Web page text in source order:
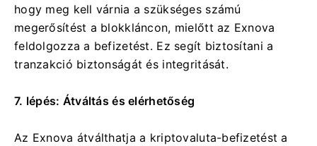
hogy meg kell várnia a szükséges számú
megerősítést a blokkláncon, mielőtt az Exnova
feldolgozza a befizetést. Ez segít biztosítani a
tranzakció biztonságát és integritását.
7. lépés: Átváltás és elérhetőség
Az Exnova átválthatja a kriptovaluta-befizetést a